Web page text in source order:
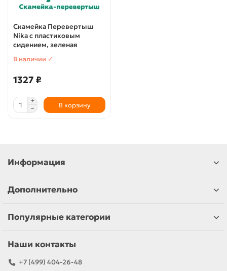
Скамейка Перевертыш
Nika с пластиковым
сидением, зеленая
В наличии ✓
1327 ₽
В корзину
Информация
Дополнительно
Популярные категории
Наши контакты
+7 (499) 404-26-48